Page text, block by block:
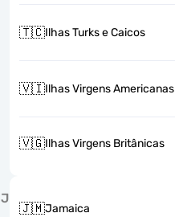
🇹🇨Ilhas Turks e Caicos
🇻🇮Ilhas Virgens Americanas
🇻🇬Ilhas Virgens Britânicas
J
🇯🇲Jamaica